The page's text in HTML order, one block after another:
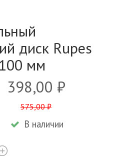
диск Rupes
мм
398,00 ₽
575,00 ₽
В наличии